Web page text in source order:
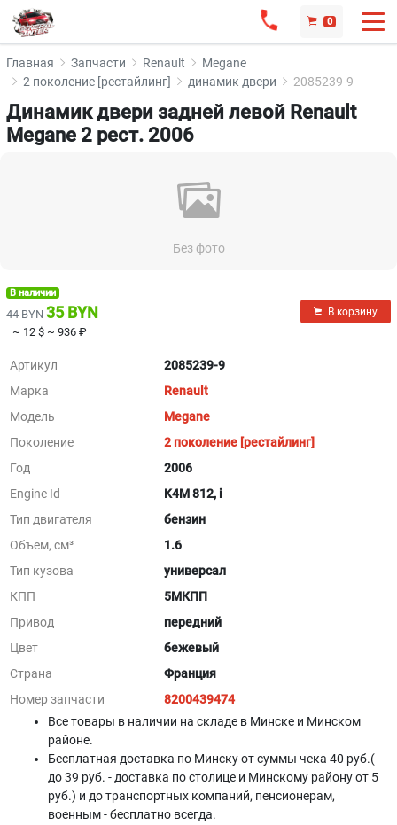
0
Главная Запчасти Renault
Megane
2 поколение [рестайлинг]
динамик двери 2085239-9
Динамик двери задней левой Renault
Megane 2 рест. 2006
Без фото
В наличии
44 BYN 35 BYN
~ 12 $ ~ 936 ₽
В корзину
Артикул
2085239-9
Марка
Renault
Модель
Megane
Поколение
2 поколение [рестайлинг]
Год
2006
Engine Id
K4M 812, i
Тип двигателя
бензин
Объем, см³
1.6
Тип кузова
универсал
КПП
5МКПП
Привод
передний
Цвет
бежевый
Страна
Франция
Номер запчасти
8200439474
Все товары в наличии на складе в Минскe и Минском
районе.
Бесплатная доставка по Минску от суммы чека 40 руб.(
до 39 руб. - доставка по столице и Минскому району от 5
руб.) и до транспортных компаний, пенсионерам,
военным - бесплатно всегда.